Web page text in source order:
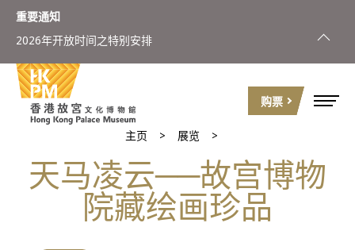
购票
重要通知
2026年开放时间之特别安排
主页 展览
天马凌云──故宫博物
院藏绘画珍品